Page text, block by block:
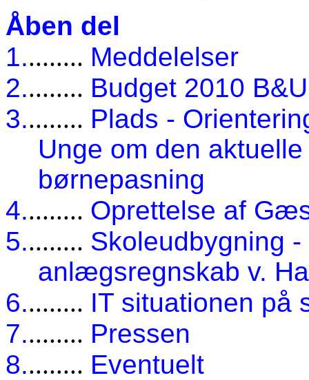
Åben del
1......... Meddelelser
2......... Budget 2010
3......... Plads -
Unge om den
børnepasning
4......... Oprettelse af
5......... Skoleudbygning
anlægsregnskab v.
6......... IT situationen på
7......... Pressen
8......... Eventuelt